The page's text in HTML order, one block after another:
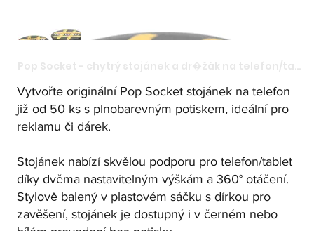
Vytvořte originální Pop Socket stojánek na telefon
již od 50 ks s plnobarevným potiskem, ideální pro
reklamu či dárek.
Stojánek nabízí skvělou podporu pro telefon/tablet
díky dvěma nastavitelným výškám a 360° otáčení.
Stylově balený v plastovém sáčku s dírkou pro
zavěšení, stojánek je dostupný i v černém nebo